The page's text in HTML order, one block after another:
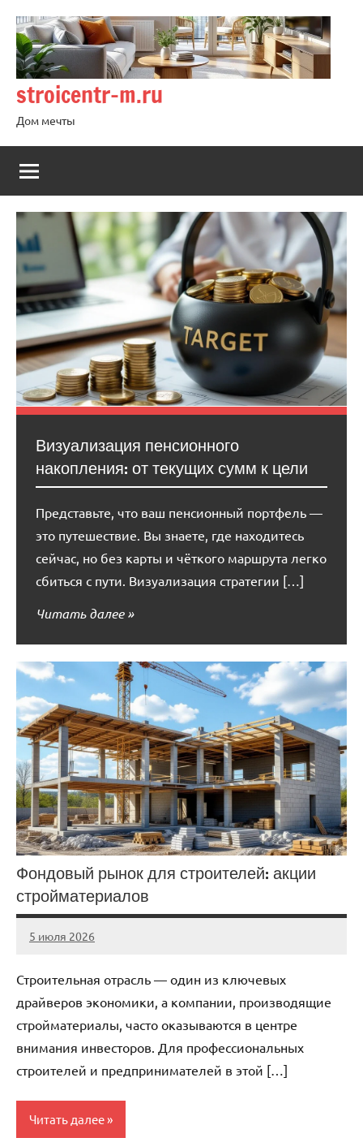
содержимому
stroicentr-m.ru
Дом мечты
Визуализация пенсионного
накопления: от текущих сумм к цели
Представьте, что ваш пенсионный портфель —
это путешествие. Вы знаете, где находитесь
сейчас, но без карты и чёткого маршрута легко
сбиться с пути. Визуализация стратегии […]
Читать далее
Фондовый рынок для строителей: акции
стройматериалов
5 июля 2026
stroicentr_m
Нет
Строительная отрасль — один из ключевых
драйверов экономики, а компании, производящие
стройматериалы, часто оказываются в центре
внимания инвесторов. Для профессиональных
строителей и предпринимателей в этой […]
Читать далее